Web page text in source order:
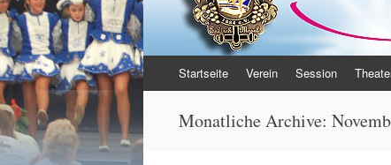
Zum Inhalt springen
Startseite Verein Session
Monatliche Archive: